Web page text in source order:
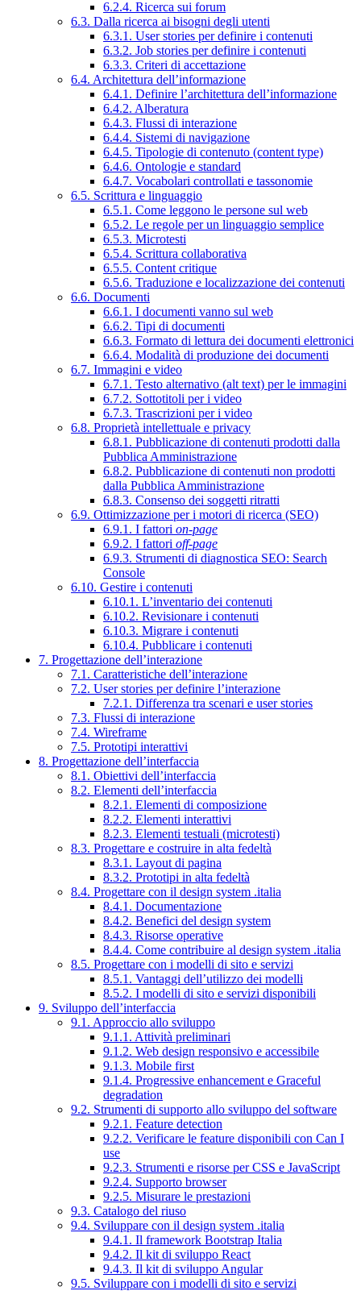
6.2.4. Ricerca sui forum
6.3. Dalla ricerca ai bisogni degli utenti
6.3.1. User stories per definire i contenuti
6.3.2. Job stories per definire i contenuti
6.3.3. Criteri di accettazione
6.4. Architettura dell’informazione
6.4.1. Definire l’architettura dell’informazione
6.4.2. Alberatura
6.4.3. Flussi di interazione
6.4.4. Sistemi di navigazione
6.4.5. Tipologie di contenuto (content type)
6.4.6. Ontologie e standard
6.4.7. Vocabolari controllati e tassonomie
6.5. Scrittura e linguaggio
6.5.1. Come leggono le persone sul web
6.5.2. Le regole per un linguaggio semplice
6.5.3. Microtesti
6.5.4. Scrittura collaborativa
6.5.5. Content critique
6.5.6. Traduzione e localizzazione dei contenuti
6.6. Documenti
6.6.1. I documenti vanno sul web
6.6.2. Tipi di documenti
6.6.3. Formato di lettura dei documenti elettronici
6.6.4. Modalità di produzione dei documenti
6.7. Immagini e video
6.7.1. Testo alternativo (alt text) per le immagini
6.7.2. Sottotitoli per i video
6.7.3. Trascrizioni per i video
6.8. Proprietà intellettuale e privacy
6.8.1. Pubblicazione di contenuti prodotti dalla
Pubblica Amministrazione
6.8.2. Pubblicazione di contenuti non prodotti
dalla Pubblica Amministrazione
6.8.3. Consenso dei soggetti ritratti
6.9. Ottimizzazione per i motori di ricerca (SEO)
6.9.1. I fattori on-page
6.9.2. I fattori off-page
6.9.3. Strumenti di diagnostica SEO: Search
Console
6.10. Gestire i contenuti
6.10.1. L’inventario dei contenuti
6.10.2. Revisionare i contenuti
6.10.3. Migrare i contenuti
6.10.4. Pubblicare i contenuti
7. Progettazione dell’interazione
7.1. Caratteristiche dell’interazione
7.2. User stories per definire l’interazione
7.2.1. Differenza tra scenari e user stories
7.3. Flussi di interazione
7.4. Wireframe
7.5. Prototipi interattivi
8. Progettazione dell’interfaccia
8.1. Obiettivi dell’interfaccia
8.2. Elementi dell’interfaccia
8.2.1. Elementi di composizione
8.2.2. Elementi interattivi
8.2.3. Elementi testuali (microtesti)
8.3. Progettare e costruire in alta fedeltà
8.3.1. Layout di pagina
8.3.2. Prototipi in alta fedeltà
8.4. Progettare con il design system .italia
8.4.1. Documentazione
8.4.2. Benefici del design system
8.4.3. Risorse operative
8.4.4. Come contribuire al design system .italia
8.5. Progettare con i modelli di sito e servizi
8.5.1. Vantaggi dell’utilizzo dei modelli
8.5.2. I modelli di sito e servizi disponibili
9. Sviluppo dell’interfaccia
9.1. Approccio allo sviluppo
9.1.1. Attività preliminari
9.1.2. Web design responsivo e accessibile
9.1.3. Mobile first
9.1.4. Progressive enhancement e Graceful
degradation
9.2. Strumenti di supporto allo sviluppo del software
9.2.1. Feature detection
9.2.2. Verificare le feature disponibili con Can I
use
9.2.3. Strumenti e risorse per CSS e JavaScript
9.2.4. Supporto browser
9.2.5. Misurare le prestazioni
9.3. Catalogo del riuso
9.4. Sviluppare con il design system .italia
9.4.1. Il framework Bootstrap Italia
9.4.2. Il kit di sviluppo React
9.4.3. Il kit di sviluppo Angular
9.5. Sviluppare con i modelli di sito e servizi